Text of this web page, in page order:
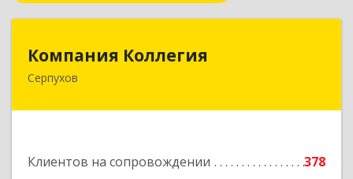
Компания Коллегия
Серпухов
Клиентов на сопровождении
378
142211, Московская обл, Серпухов г, Оборонная